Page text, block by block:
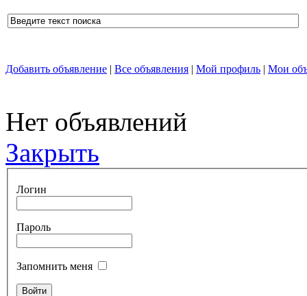
Добавить объявление | Все объявления | Мой профиль | Мои
Нет объявлений
Закрыть
Логин
Пароль
Запомнить меня